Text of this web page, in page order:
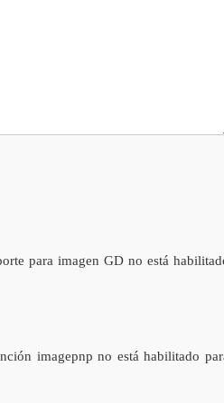
para imagen GD no está
imagepnp no está habilitado